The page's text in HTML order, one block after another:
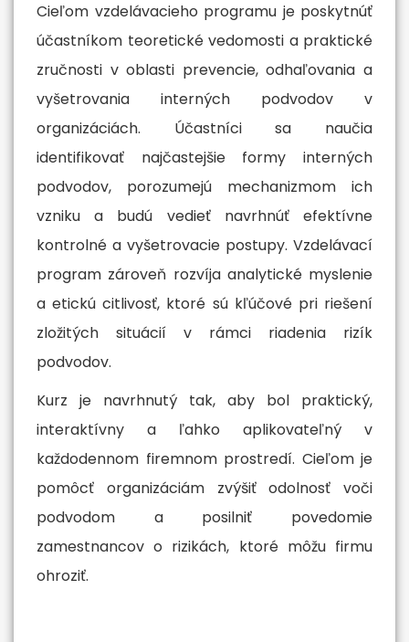
Cieľom vzdelávacieho programu je poskytnúť
účastníkom teoretické vedomosti a praktické
zručnosti v oblasti prevencie, odhaľovania a
vyšetrovania interných podvodov v
organizáciách. Účastníci sa naučia
identifikovať najčastejšie formy interných
podvodov, porozumejú mechanizmom ich
vzniku a budú vedieť navrhnúť efektívne
kontrolné a vyšetrovacie postupy. Vzdelávací
program zároveň rozvíja analytické myslenie
a etickú citlivosť, ktoré sú kľúčové pri riešení
zložitých situácií v rámci riadenia rizík
podvodov.
Kurz je navrhnutý tak, aby bol praktický,
interaktívny a ľahko aplikovateľný v
každodennom firemnom prostredí. Cieľom je
pomôcť organizáciám zvýšiť odolnosť voči
podvodom a posilniť povedomie
zamestnancov o rizikách, ktoré môžu firmu
ohroziť.